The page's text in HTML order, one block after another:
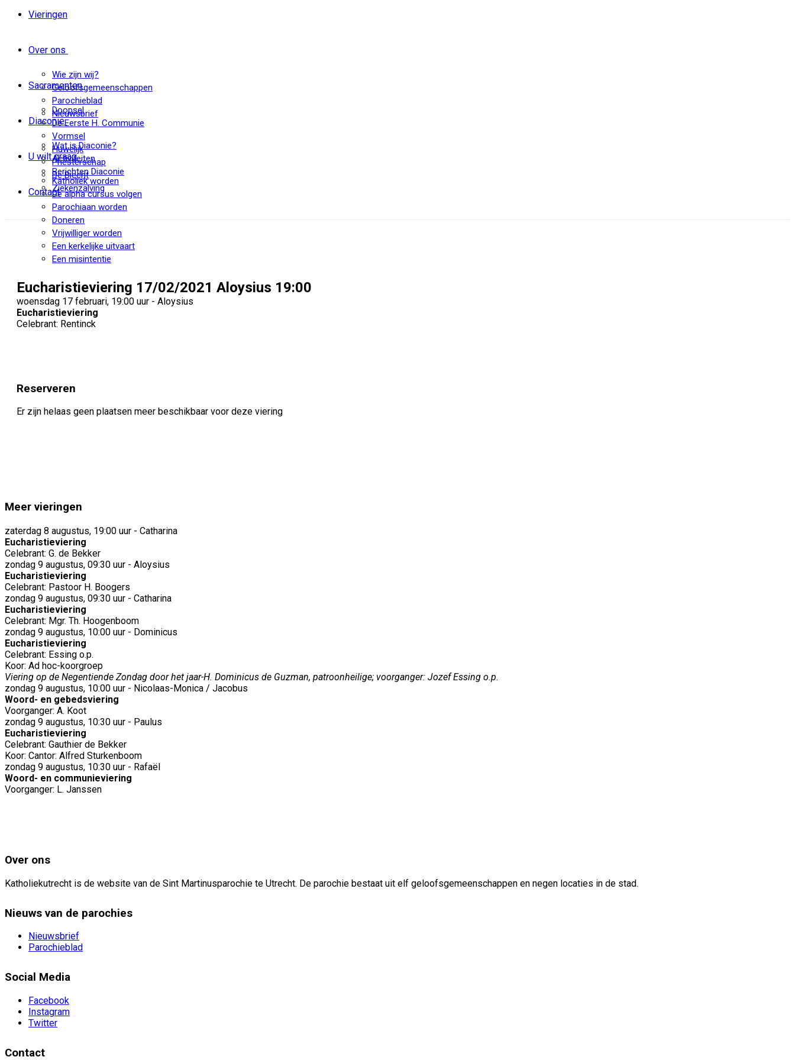
Vieringen
Over ons
Wie zijn wij?
Geloofsgemeenschappen
Parochieblad
Nieuwsbrief
Sacramenten
Doopsel
De Eerste H. Communie
Vormsel
Huwelijk
Priesterschap
De Biecht
Ziekenzalving
Diaconie
Wat is Diaconie?
Activiteiten
Berichten Diaconie
U wilt graag
Katholiek worden
De alpha cursus volgen
Parochiaan worden
Doneren
Vrijwilliger worden
Een kerkelijke uitvaart
Een misintentie
Contact
Eucharistieviering 17/02/2021 Aloysius 19:00
woensdag 17 februari, 19:00 uur - Aloysius
Eucharistieviering
Celebrant: Rentinck
Reserveren
Er zijn helaas geen plaatsen meer beschikbaar voor deze viering
Meer vieringen
zaterdag 8 augustus, 19:00 uur - Catharina
Eucharistieviering
Celebrant: G. de Bekker
zondag 9 augustus, 09:30 uur - Aloysius
Eucharistieviering
Celebrant: Pastoor H. Boogers
zondag 9 augustus, 09:30 uur - Catharina
Eucharistieviering
Celebrant: Mgr. Th. Hoogenboom
zondag 9 augustus, 10:00 uur - Dominicus
Eucharistieviering
Celebrant: Essing o.p.
Koor: Ad hoc-koorgroep
Viering op de Negentiende Zondag door het jaar-H. Dominicus de Guzman, patroonheilige; voorganger: Jozef Essing o.p.
zondag 9 augustus, 10:00 uur - Nicolaas-Monica / Jacobus
Woord- en gebedsviering
Voorganger: A. Koot
zondag 9 augustus, 10:30 uur - Paulus
Eucharistieviering
Celebrant: Gauthier de Bekker
Koor: Cantor: Alfred Sturkenboom
zondag 9 augustus, 10:30 uur - Rafaël
Woord- en communieviering
Voorganger: L. Janssen
Over ons
Katholiekutrecht is de website van de Sint Martinusparochie te Utrecht. De parochie bestaat uit elf geloofsgemeenschappen en negen locaties in de stad.
Nieuws van de parochies
Nieuwsbrief
Parochieblad
Social Media
Facebook
Instagram
Twitter
Contact